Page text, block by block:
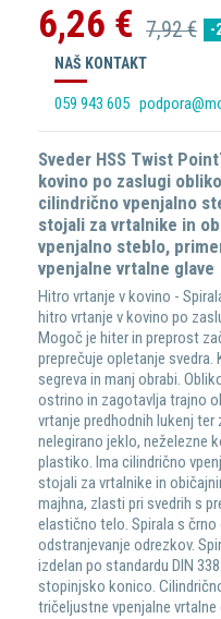
6,26 € 7,92 €
-
NAŠ KONTAKT
059 943 605
Sveder HSS Twist
kovino po zaslugi
cilindrično vpenjalno
stojali za vrtalnike in
vpenjalno steblo,
vpenjalne vrtalne glave
Hitro vrtanje v kovino -
hitro vrtanje v kovino po
Mogoč je hiter in preprost
preprečuje opletanje svedra.
segreva in manj obrabi.
ostrino in zagotavlja trajno
vrtanje predhodnih lukenj ter
nelegirano jeklo, neželezne
plastiko. Ima cilindrično
stojali za vrtalnike in
majhna, zlasti pri svedrih s
elastično telo. Spirala s
odstranjevanje odrezkov.
izdelan po standardu DIN
stopinjsko konico.
tričeljustne vpenjalne vrtalne